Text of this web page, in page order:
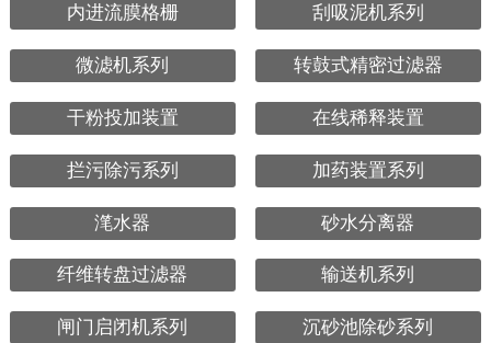
内进流膜格栅 刮吸泥机系列
微滤机系列 转鼓式精密过滤器
干粉投加装置 在线稀释装置
拦污除污系列 加药装置系列
滗水器 砂水分离器
纤维转盘过滤器 输送机系列
闸门启闭机系列 沉砂池除砂系列